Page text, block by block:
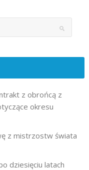
z obrońcą z
okresu
z mistrzostw świata
dziesięciu latach